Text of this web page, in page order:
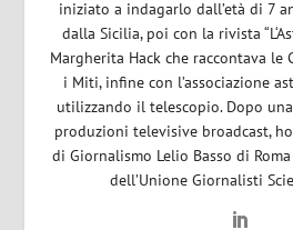
iniziato a indagarlo dall’età di 7
dalla Sicilia, poi con la rivista
Margherita Hack che raccontava le
i Miti, infine con l’associazione
utilizzando il telescopio. Dopo
produzioni televisive broadcast,
di Giornalismo Lelio Basso di
dell’Unione Giornalisti